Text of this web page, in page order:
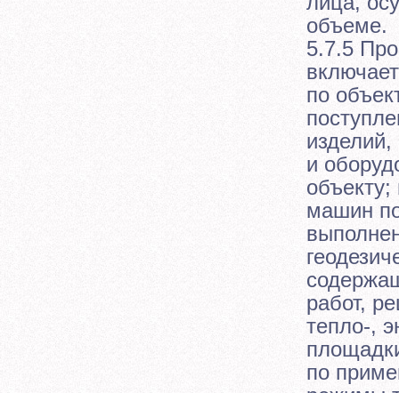
объеме.
5.7.5
по
и
машин
работ,
тепло-,
по